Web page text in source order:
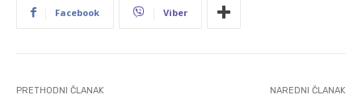
Facebook Viber
PRETHODNI ČLANAK NAREDNI ČLANAK